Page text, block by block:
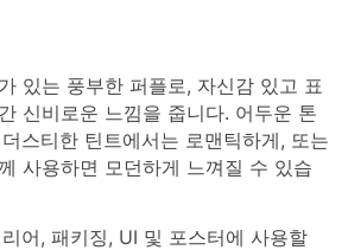
있는 풍부한 퍼플로, 자신감 있고 표
신비로운 느낌을 줍니다. 어두운 톤
스티한 틴트에서는 로맨틱하게, 또는
사용하면 모던하게 느껴질 수 있습
어, 패키징, UI 및 포스터에 사용할